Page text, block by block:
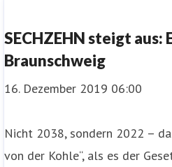
SECHZEHN steigt aus:
Braunschweig
16. Dezember 2019 06:00
Nicht 2038, sondern 2022 –
von der Kohle“, als es der